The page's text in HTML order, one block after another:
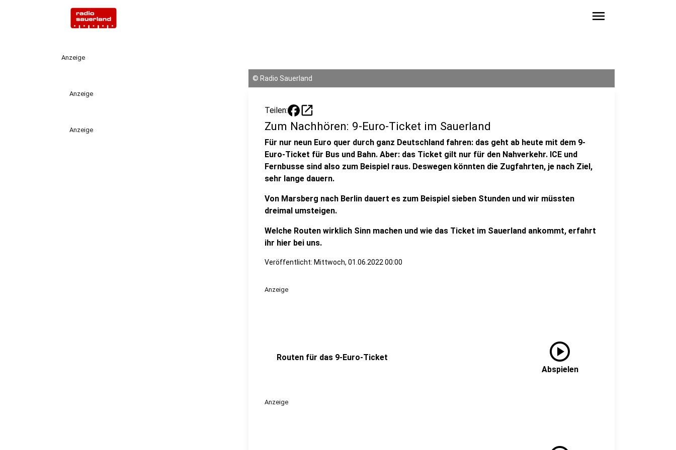
menu
Anzeige
Anzeige
Anzeige
© Radio Sauerland
Teilen: open_in_new
Zum Nachhören: 9-Euro-Ticket im Sauerland
Für nur neun Euro quer durch ganz Deutschland fahren: das geht ab heute mit dem 9-
Euro-Ticket für Bus und Bahn. Aber: das Ticket gilt nur für den Nahverkehr. ICE und
Fernbusse sind also zum Beispiel raus. Deswegen könnten die Zugfahrten, je nach Ziel,
sehr lange dauern.
Von Marsberg nach Berlin dauert es zum Beispiel sieben Stunden und wir müssten
dreimal umsteigen.
Welche Routen wirklich Sinn machen und wie das Ticket im Sauerland ankommt, erfahrt
ihr hier bei uns.
Veröffentlicht: Mittwoch, 01.06.2022 00:00
Anzeige
Routen für das 9-Euro-Ticket play_circle
Abspielen
Anzeige